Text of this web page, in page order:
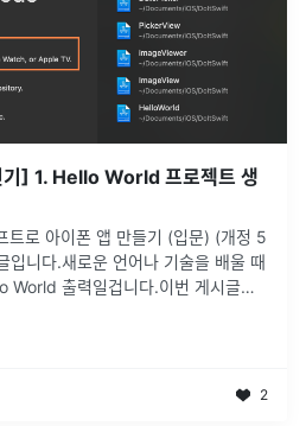
] 1. Hello World 프로젝트 생
트로 아이폰 앱 만들기 (입문) (개정 5
입니다.새로운 언어나 기술을 배울 때
World 출력일겁니다.이번 게시글에
2